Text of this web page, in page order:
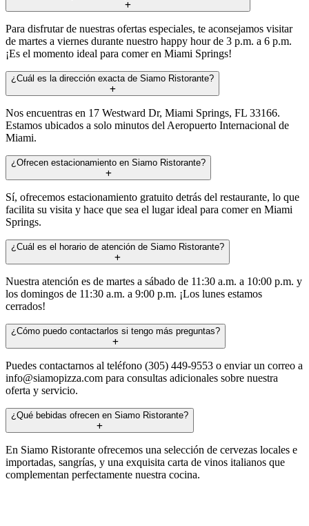
Para disfrutar de nuestras ofertas especiales, te aconsejamos visitar
de martes a viernes durante nuestro happy hour de 3 p.m. a 6 p.m.
¡Es el momento ideal para comer en Miami Springs!
¿Cuál es la dirección exacta de Siamo Ristorante?
Nos encuentras en 17 Westward Dr, Miami Springs, FL 33166.
Estamos ubicados a solo minutos del Aeropuerto Internacional de
Miami.
¿Ofrecen estacionamiento en Siamo Ristorante?
Sí, ofrecemos estacionamiento gratuito detrás del restaurante, lo que
facilita su visita y hace que sea el lugar ideal para comer en Miami
Springs.
¿Cuál es el horario de atención de Siamo Ristorante?
Nuestra atención es de martes a sábado de 11:30 a.m. a 10:00 p.m. y
los domingos de 11:30 a.m. a 9:00 p.m. ¡Los lunes estamos
cerrados!
¿Cómo puedo contactarlos si tengo más preguntas?
Puedes contactarnos al teléfono (305) 449-9553 o enviar un correo a
info@siamopizza.com para consultas adicionales sobre nuestra
oferta y servicio.
¿Qué bebidas ofrecen en Siamo Ristorante?
En Siamo Ristorante ofrecemos una selección de cervezas locales e
importadas, sangrías, y una exquisita carta de vinos italianos que
complementan perfectamente nuestra cocina.